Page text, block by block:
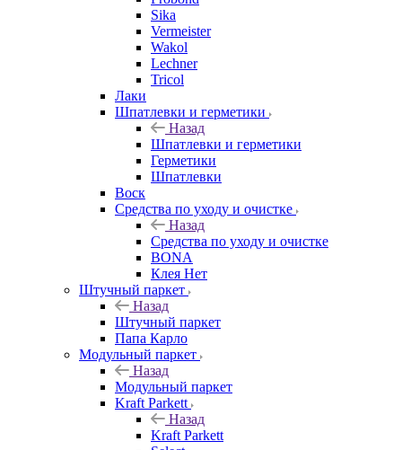
Sika
Vermeister
Wakol
Lechner
Tricol
Лаки
Шпатлевки и герметики
Назад
Шпатлевки и герметики
Герметики
Шпатлевки
Воск
Средства по уходу и очистке
Назад
Средства по уходу и очистке
BONA
Клея Нет
Штучный паркет
Назад
Штучный паркет
Папа Карло
Модульный паркет
Назад
Модульный паркет
Kraft Parkett
Назад
Kraft Parkett